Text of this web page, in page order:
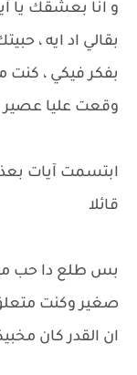
و انا بعشقك يا
بقالي اد ايه ،
بفكر فيكي ،
وقعت عليا
ابتسمت آيات
قائلا
بس طلع دا حب من
صغير وكنت
ان القدر كان